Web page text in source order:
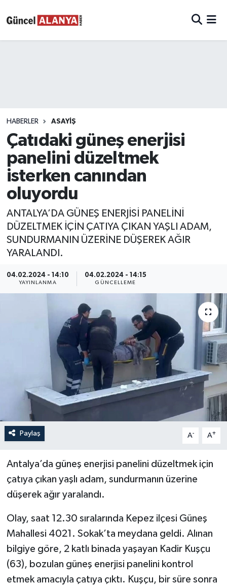
HABERLER ASAYIŞ
Çatıdaki güneş enerjisi
panelini düzeltmek
isterken canından
oluyordu
ANTALYA’DA GÜNEŞ ENERJİSİ PANELİNİ
DÜZELTMEK İÇİN ÇATIYA ÇIKAN YAŞLI ADAM,
SUNDURMANIN ÜZERİNE DÜŞEREK AĞIR
YARALANDI.
04.02.2024 - 14:10
YAYINLANMA
04.02.2024 - 14:15
GÜNCELLEME
Paylaş A- A+
Antalya’da güneş enerjisi panelini düzeltmek için
çatıya çıkan yaşlı adam, sundurmanın üzerine
düşerek ağır yaralandı.
Olay, saat 12.30 sıralarında Kepez ilçesi Güneş
Mahallesi 4021. Sokak’ta meydana geldi. Alınan
bilgiye göre, 2 katlı binada yaşayan Kadir Kuşçu
(63), bozulan güneş enerjisi panelini kontrol
etmek amacıyla çatıya çıktı. Kuşçu, bir süre sonra